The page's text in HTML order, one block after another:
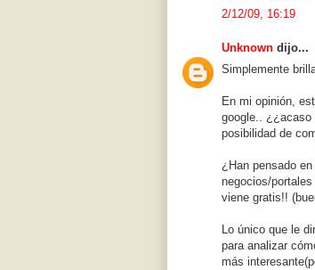
2/12/09, 16:19
Unknown dijo...
Simplemente
En mi opinión,
google.. ¿¿acaso
posibilidad de
¿Han pensado
negocios/
viene gratis!!
Lo único que le
para analizar
más